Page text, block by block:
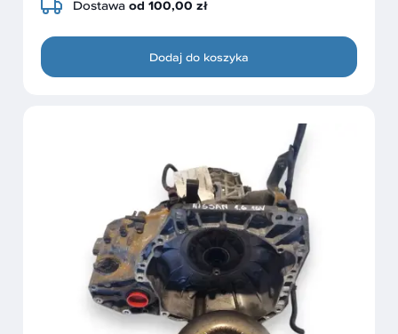
Dostawa od 100,00 zł
Dodaj do koszyka